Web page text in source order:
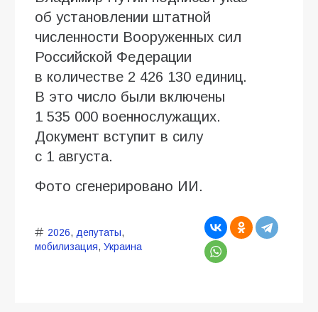
об установлении штатной
численности Вооруженных сил
Российской Федерации
в количестве 2 426 130 единиц.
В это число были включены
1 535 000 военнослужащих.
Документ вступит в силу
с 1 августа.
Фото сгенерировано ИИ.
2026, депутаты,
мобилизация, Украина